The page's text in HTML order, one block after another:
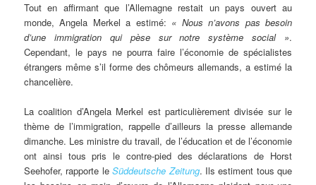
Tout en affirmant que l’Allemagne restait un pays ouvert au
monde,Angela Merkel a estimé: « Nous n’avons pas besoin
d’une immigration qui pèse sur notre système social ».
Cependant, le pays ne pourra faire l’économie de spécialistes
étrangers même s’il forme des chômeurs allemands, a estimé la
chancelière.
La coalition d’Angela Merkel est particulièrement divisée sur le
thème de l’immigration, rappelle d’ailleurs la presse allemande
dimanche. Les ministre du travail, de l’éducation et de l’économie
ont ainsi tous pris le contre-pied des déclarations de Horst
Seehofer, rapporte leSüddeutsche Zeitung. Ils estiment tous que